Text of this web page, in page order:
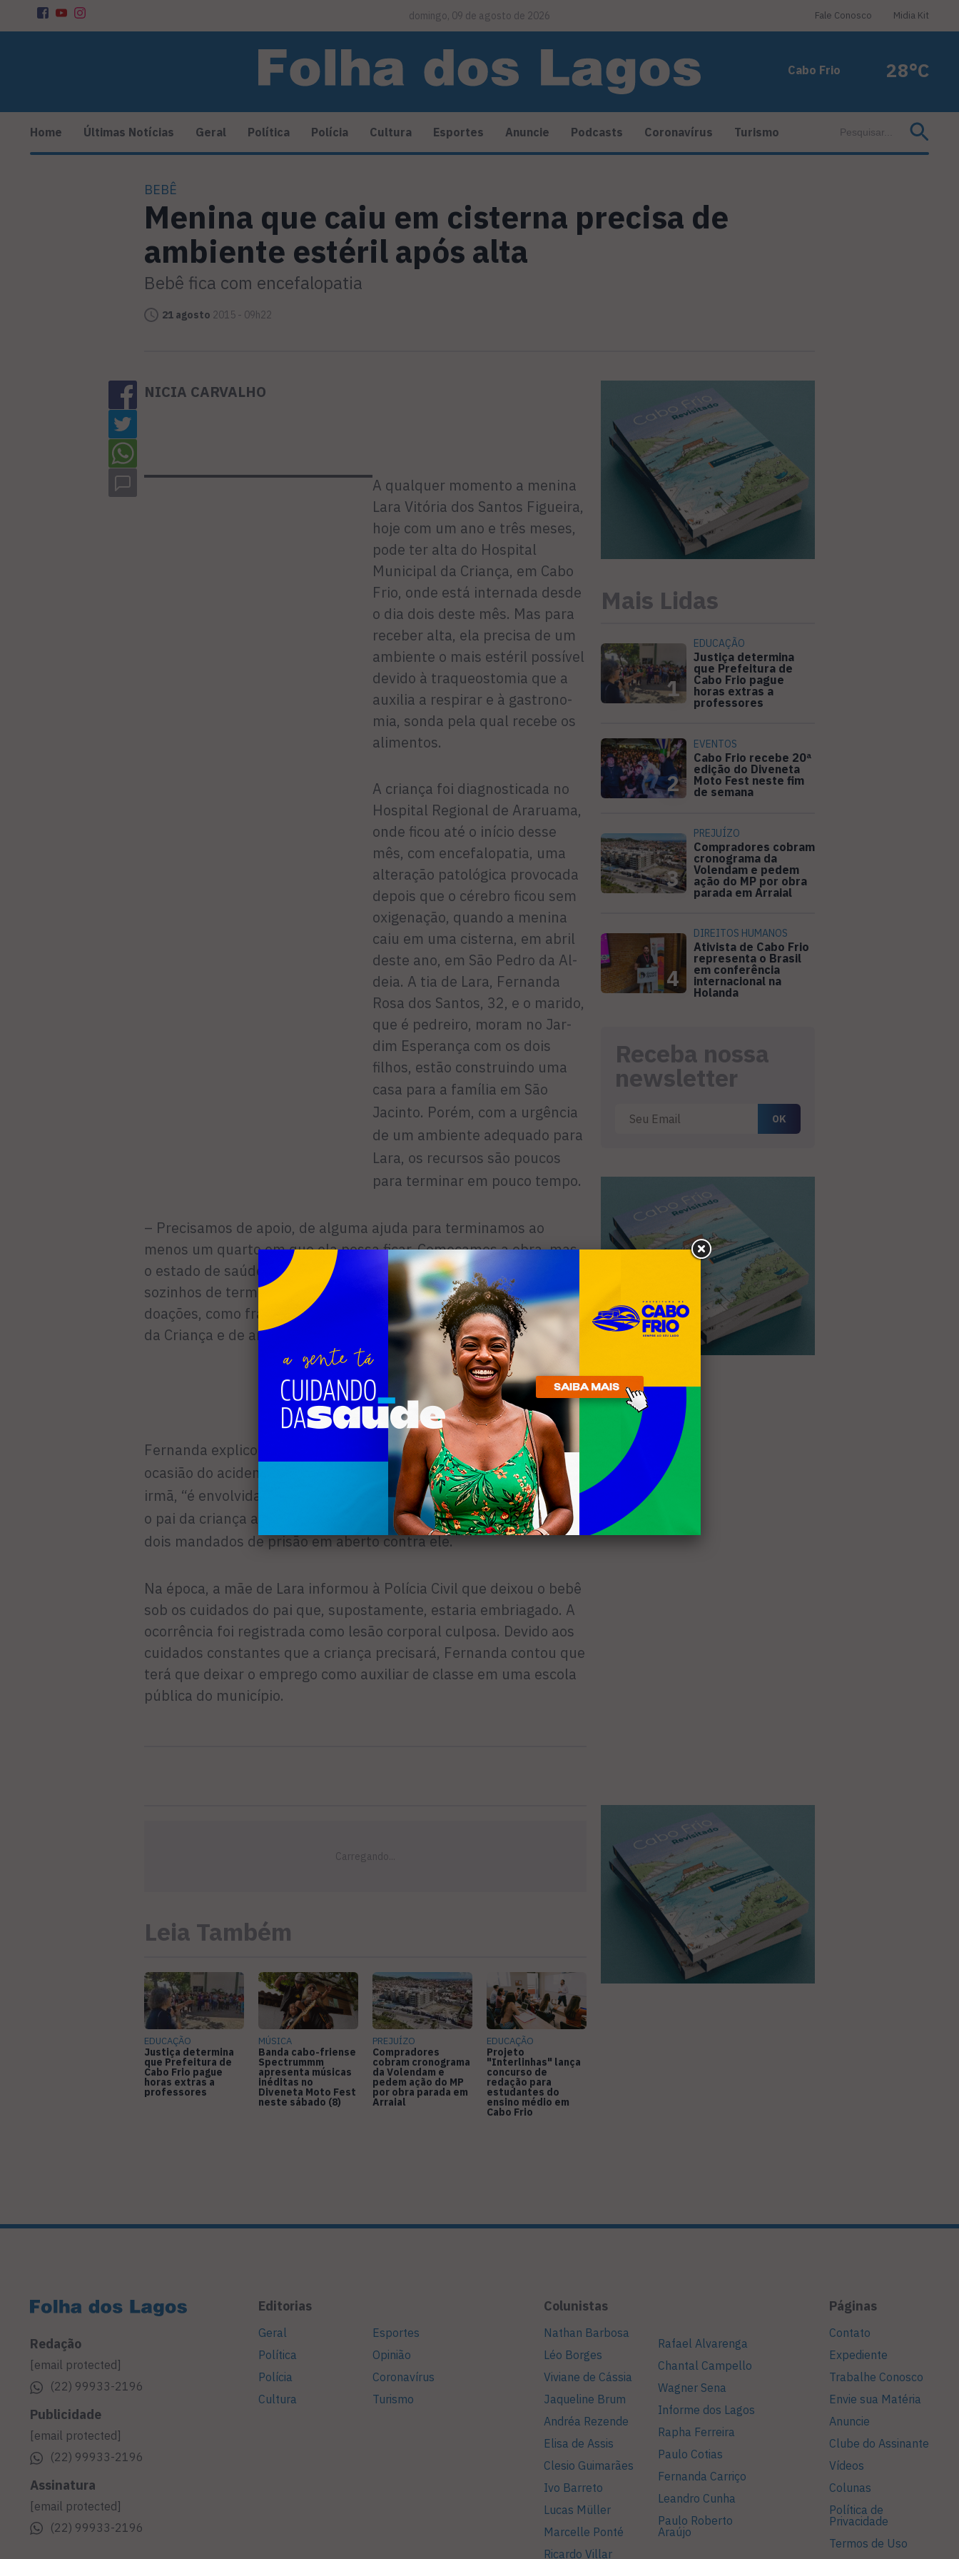
domingo, 09 de agosto de 2026 Fale Conosco Midia Kit
Cabo Frio 28°C
Home Últimas Notícias Geral Política Polícia Cultura Esportes Anuncie Podcasts Coronavírus Turismo
BEBÊ
Menina que caiu em cisterna precisa de
ambiente estéril após alta
Bebê fica com encefalopatia
21 agosto 2015 - 09h22
NICIA CARVALHO
A qualquer momento a meni­na
Lara Vitória dos Santos Fi­gueira,
hoje com um ano e três meses,
pode ter alta do Hospital
Municipal da Criança, em Cabo
Frio, onde está internada desde
o dia dois deste mês. Mas para
receber alta, ela precisa de um
ambiente o mais estéril possível
devido à traqueostomia que a
auxilia a respirar e à gastrono­
mia, sonda pela qual recebe os
alimentos.
A criança foi diagnosticada no
Hospital Regional de Araru­ama,
onde ficou até o início des­se
mês, com encefalopatia, uma
alteração patológica provocada
depois que o cérebro ficou sem
oxigenação, quando a menina
caiu em uma cisterna, em abril
deste ano, em São Pedro da Al­
deia. A tia de Lara, Fernanda
Rosa dos Santos, 32, e o marido,
que é pedreiro, moram no Jar­
dim Esperança com os dois
filhos, estão construindo uma
casa para a família em São
Jacinto. Porém, com a urgência
de um ambiente adequado para
Lara, os recursos são poucos
para terminar em pouco tempo.
– Precisamos de apoio, de alguma ajuda para terminamos ao
menos um quarto em que ela possa ficar. Começamos a obra, mas
o estado de saúde dela ins­pira cuidados e não temos condi­ções
sozinhos de terminar – apelou. Ela contou que a sobrinha recebeu
doações, como fraldas e latas de leite, de funcionários do Hospital
da Criança e de amigos.
Fernanda explicou ainda que ganhou a guarda da menina por
ocasião do acidente. O motivo foi porque a mãe de Lara, que é sua
irmã, “é envolvida com drogas e sumiu no mundo”. Ao conduzirem
o pai da criança a delegacia, policiais civis verifi­caram que havia
dois mandados de prisão em aberto contra ele.
Na época, a mãe de Lara in­formou à Polícia Civil que dei­xou o bebê
sob os cuidados do pai que, supostamente, estaria embriagado. A
ocorrência foi registrada como lesão corporal culposa. Devido aos
cuidados constantes que a criança precisa­rá, Fernanda contou que
terá que deixar o emprego como auxiliar de classe em uma escola
pública do município.
Mais Lidas
1
EDUCAÇÃO
Justiça determina
que Prefeitura de
Cabo Frio pague
horas extras a
professores
2
EVENTOS
Cabo Frio recebe 20ª
edição do Diveneta
Moto Fest neste fim
de semana
3
PREJUÍZO
Compradores cobram
cronograma da
Volendam e pedem
ação do MP por obra
parada em Arraial
4
DIREITOS HUMANOS
Ativista de Cabo Frio
representa o Brasil
em conferência
internacional na
Holanda
Receba nossa
newsletter
Leia Também
EDUCAÇÃO
Justiça determina
que Prefeitura de
Cabo Frio pague
horas extras a
professores
MÚSICA
Banda cabo-friense
Spectrummm
apresenta músicas
inéditas no
Diveneta Moto Fest
neste sábado (8)
PREJUÍZO
Compradores
cobram cronograma
da Volendam e
pedem ação do MP
por obra parada em
Arraial
EDUCAÇÃO
Projeto
"Interlinhas" lança
concurso de
redação para
estudantes do
ensino médio em
Cabo Frio
Redação
[email protected]
(22) 99933-2196
Publicidade
[email protected]
(22) 99933-2196
Assinatura
[email protected]
(22) 99933-2196
Editorias
Geral
Política
Polícia
Cultura
Esportes
Opinião
Coronavírus
Turismo
Colunistas
Nathan Barbosa
Léo Borges
Viviane de Cássia
Jaqueline Brum
Andréa Rezende
Elisa de Assis
Clesio Guimarães
Ivo Barreto
Lucas Müller
Marcelle Ponté
Ricardo Villar
Rafael Alvarenga
Chantal Campello
Wagner Sena
Informe dos Lagos
Rapha Ferreira
Paulo Cotias
Fernanda Carriço
Leandro Cunha
Paulo Roberto
Araújo
Páginas
Contato
Expediente
Trabalhe Conosco
Envie sua Matéria
Anuncie
Clube do Assinante
Vídeos
Colunas
Política de
Privacidade
Termos de Uso